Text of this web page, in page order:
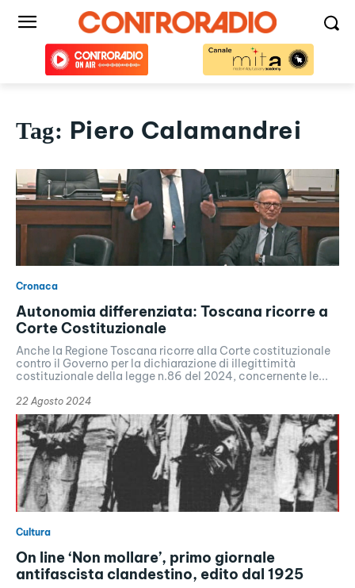
Tag: Piero Calamandrei
Cronaca
Autonomia differenziata: Toscana ricorre a
Corte Costituzionale
Anche la Regione Toscana ricorre alla Corte costituzionale
contro il Governo per la dichiarazione di illegittimità
costituzionale della legge n.86 del 2024, concernente le...
22 Agosto 2024
Cultura
On line ‘Non mollare’, primo giornale
antifascista clandestino, edito dal 1925